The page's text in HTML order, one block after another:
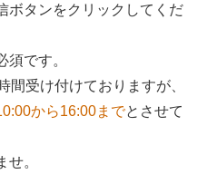
ボタンをクリックしてくだ
須です。
間受け付けておりますが、
から16:00までとさせて
。